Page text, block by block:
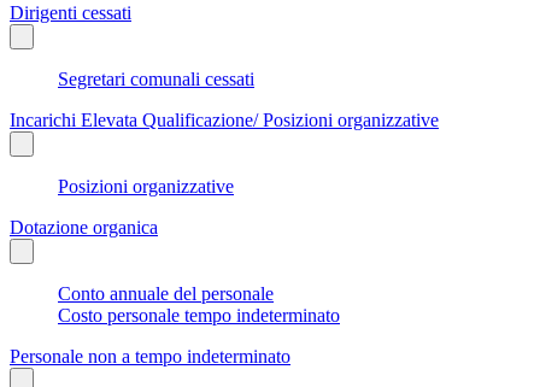
Dirigenti cessati
Segretari comunali cessati
Incarichi Elevata Qualificazione/ Posizioni organizzative
Posizioni organizzative
Dotazione organica
Conto annuale del personale
Costo personale tempo indeterminato
Personale non a tempo indeterminato